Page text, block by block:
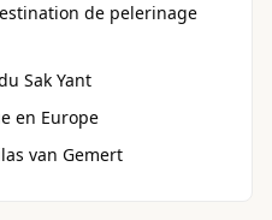
de pelerinage
Sak Yant
en Europe
van Gemert